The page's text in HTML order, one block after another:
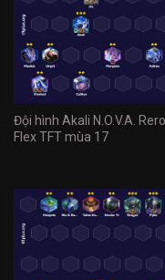
Đội hình Akali N.O.V.A. Reroll
Flex TFT mùa 17